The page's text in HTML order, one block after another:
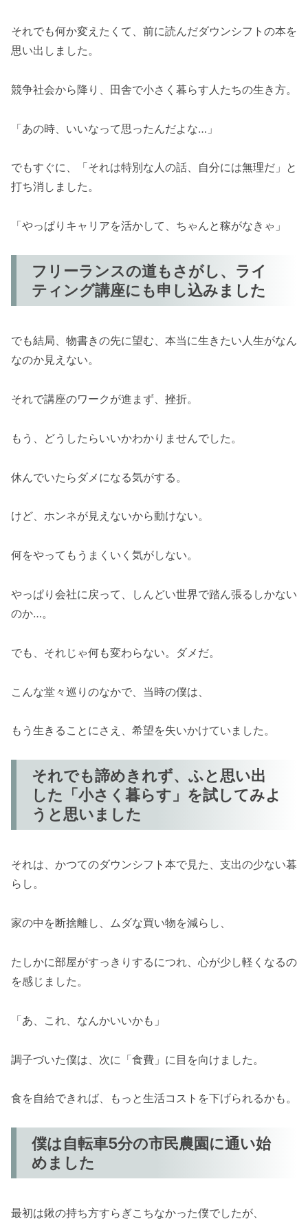
それでも何か変えたくて、前に読んだダウンシフトの本を
思い出しました。
競争社会から降り、田舎で小さく暮らす人たちの生き方。
「あの時、いいなって思ったんだよな…」
でもすぐに、「それは特別な人の話、自分には無理だ」と
打ち消しました。
「やっぱりキャリアを活かして、ちゃんと稼がなきゃ」
フリーランスの道もさがし、ライ
ティング講座にも申し込みました
でも結局、物書きの先に望む、本当に生きたい人生がなん
なのか見えない。
それで講座のワークが進まず、挫折。
もう、どうしたらいいかわかりませんでした。
休んでいたらダメになる気がする。
けど、ホンネが見えないから動けない。
何をやってもうまくいく気がしない。
やっぱり会社に戻って、しんどい世界で踏ん張るしかない
のか…。
でも、それじゃ何も変わらない。ダメだ。
こんな堂々巡りのなかで、当時の僕は、
もう生きることにさえ、希望を失いかけていました。
それでも諦めきれず、ふと思い出
した「小さく暮らす」を試してみよ
うと思いました
それは、かつてのダウンシフト本で見た、支出の少ない暮
らし。
家の中を断捨離し、ムダな買い物を減らし、
たしかに部屋がすっきりするにつれ、心が少し軽くなるの
を感じました。
「あ、これ、なんかいいかも」
調子づいた僕は、次に「食費」に目を向けました。
食を自給できれば、もっと生活コストを下げられるかも。
僕は自転車5分の市民農園に通い始
めました
最初は鍬の持ち方すらぎこちなかった僕でしたが、